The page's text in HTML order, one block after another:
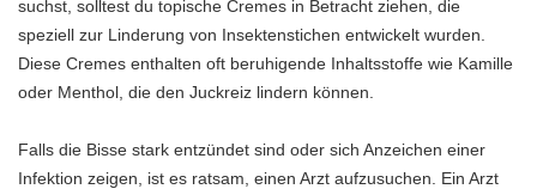
suchst, solltest du topische Cremes in Betracht ziehen, die
speziell zur Linderung von Insektenstichen entwickelt wurden.
Diese Cremes enthalten oft beruhigende Inhaltsstoffe wie Kamille
oder Menthol, die den Juckreiz lindern können.
Falls die Bisse stark entzündet sind oder sich Anzeichen einer
Infektion zeigen, ist es ratsam, einen Arzt aufzusuchen. Ein Arzt